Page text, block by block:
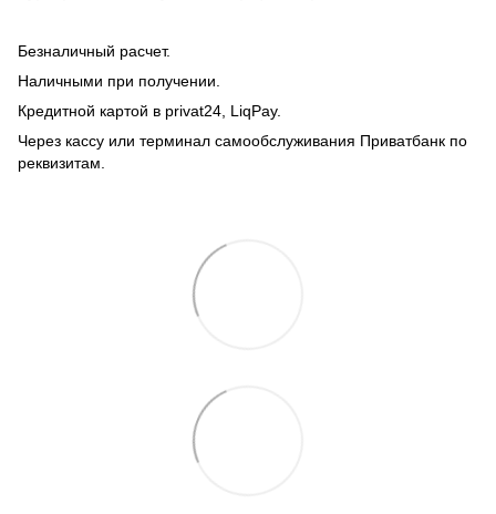
Безналичный расчет.
Наличными при получении.
Кредитной картой в privat24, LiqPay.
Через кассу или терминал самообслуживания Приватбанк по
реквизитам.